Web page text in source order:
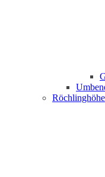
Röchlinghöhe